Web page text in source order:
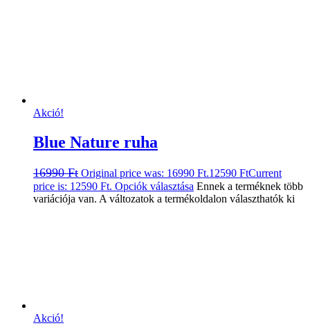
Akció!
Blue Nature ruha
16990Ft Original price was: 16990 Ft.12590 FtCurrent
price is: 12590 Ft. Opciók választása Ennek a terméknek több
variációja van. A változatok a termékoldalon választhatók ki
Akció!